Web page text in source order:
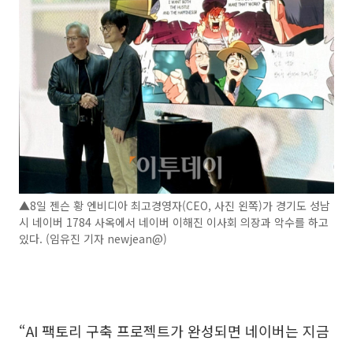
▲8일 젠슨 황 엔비디아 최고경영자(CEO, 사진 왼쪽)가 경기도 성남
시 네이버 1784 사옥에서 네이버 이해진 이사회 의장과 악수를 하고
있다. (임유진 기자 newjean@)
“AI 팩토리 구축 프로젝트가 완성되면 네이버는 지금